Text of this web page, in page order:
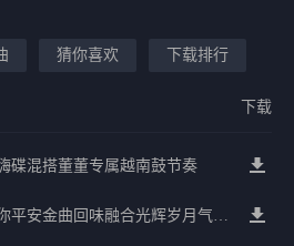
猜你喜欢 下载排行
下载
碟混搭董董专属越南鼓节奏
经典好歌梦里水乡祝你平安金曲回味融合光辉岁月气氛中文兄弟串烧